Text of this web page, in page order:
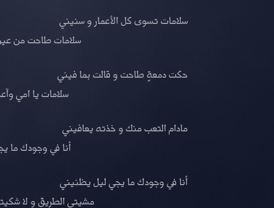
سلامات تسوى كل الأعمار و سنيني
سلامات طاحت من
حكت دمعةٍ طاحت و قالت بما فيني
سلامات يا امي
مادام التعب منك و خذته يعافيني
أنا في وجودك ما
أنا في وجودك ما يجي ليل يظنيني
مشيتي الطريق و لا